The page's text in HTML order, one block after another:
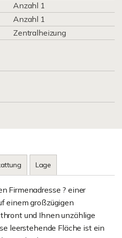
Anzahl 1
Anzahl 1
Zentralheizung
Lage
Firmenadresse ? einer
einem großzügigen
und Ihnen unzählige
leerstehende Fläche ist ein